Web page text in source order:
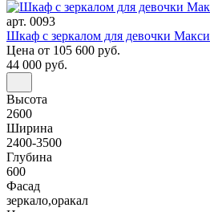
арт. 0093
Шкаф с зеркалом для девочки Макси
Цена от 105 600 руб.
44 000 руб.
Высота
2600
Ширина
2400-3500
Глубина
600
Фасад
зеркало,оракал